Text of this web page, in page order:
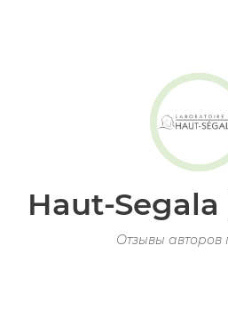
Haut-
Отзывы авторов